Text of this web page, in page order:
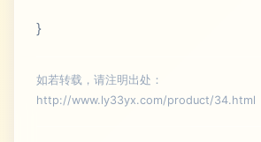
}
如若转载，请注明出处：
http://www.ly33yx.com/product/34.html